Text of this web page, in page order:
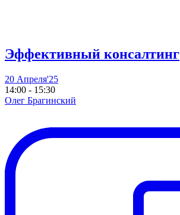
Эффективный консалтинг
20 Апреля'25
14:00 - 15:30
Олег Брагинский